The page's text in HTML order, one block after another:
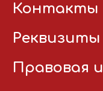
Контакты
Реквизиты
Правовая